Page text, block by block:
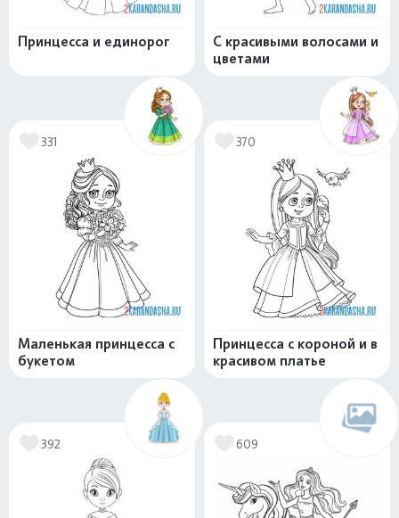
Принцесса и единорог
С красивыми волосами и
цветами
331
Маленькая принцесса с
букетом
370
Принцесса с короной и в
красивом платье
392 609